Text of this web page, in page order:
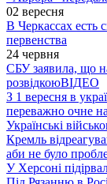
02 вересня
В Черкассах есть
первенства
24 червня
СБУ заявила, що
розвідкоюВІДЕО
З 1 вересня в
переважно очне
Українські
Кремль
аби не було
У Херсоні